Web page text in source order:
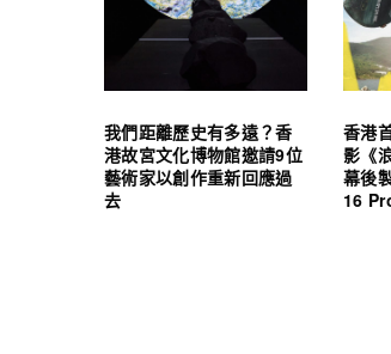
我們距離歷史有多遠？香
港故宮文化博物館邀請9位
藝術家以創作重新回應過
去
香港
影《
幕後
16